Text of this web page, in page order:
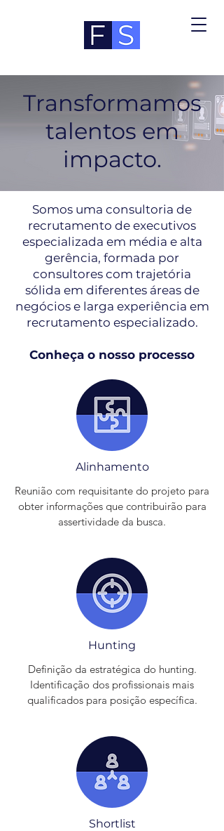
Transformamos
talentos em
impacto.
Somos uma consultoria de
recrutamento de executivos
especializada em média e alta
gerência, formada por
consultores com trajetória
sólida em diferentes áreas de
negócios e larga experiência em
recrutamento especializado.
Conheça o nosso processo
Alinhamento
Reunião com requisitante do projeto para
obter informações que contribuirão para
assertividade da busca.
Hunting
Definição da estratégica do hunting.
Identificação dos profissionais mais
qualificados para posição específica.
Shortlist